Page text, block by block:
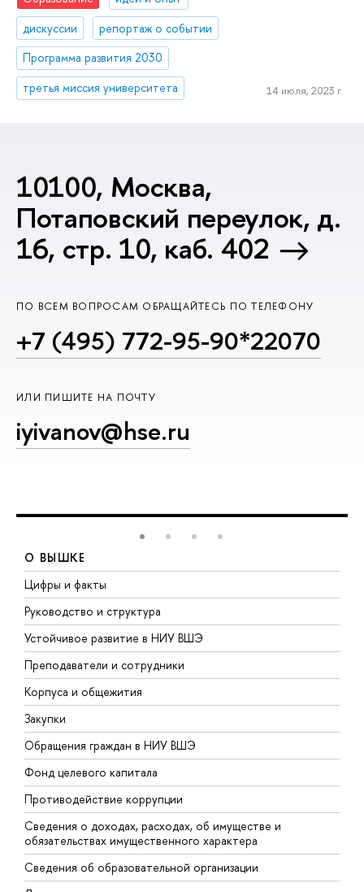
дискуссии
репортаж о событии
Программа развития 2030
третья миссия университета
14 июля, 2023 г.
10100, Москва,
Потаповский переулок, д.
16, стр. 10, каб. 402
ПО ВСЕМ ВОПРОСАМ ОБРАЩАЙТЕСЬ ПО ТЕЛЕФОНУ
+7 (495) 772-95-90*22070
ИЛИ ПИШИТЕ НА ПОЧТУ
iyivanov@hse.ru
О ВЫШКЕ
Цифры и факты
Руководство и структура
Устойчивое развитие в НИУ ВШЭ
Преподаватели и сотрудники
Корпуса и общежития
Закупки
Обращения граждан в НИУ ВШЭ
Фонд целевого капитала
Противодействие коррупции
Сведения о доходах, расходах, об имуществе и
обязательствах имущественного характера
Сведения об образовательной организации